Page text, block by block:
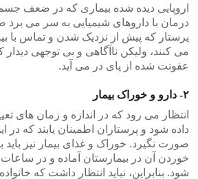
اروپایی دیده شده بیماری که در ضعف
درمان با داروهای شیمیایی به سر می برد
پرستار که پیش از نزدیک شدن و تماس با
می کنند، ولیکن ناآگاهی و بی توجهی دیدار
عفونت شده از پای در می آید.
۲- دارو و خوراک بیمار
انتظار می رود که در اندازه و زمان های
داده شود و پرستاران اطمینان یابند که در
صورت نگیرد. خوراک و غذای بیمار نیز باید
خوردن آن در بیمارستان آماده و در ساعات
شود. بنابراین، نباید انتظار داشت که